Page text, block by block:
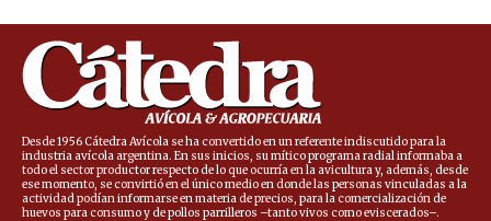
Desde 1956 Cátedra Avícola se ha convertido en un referente indiscutido para la
industria avícola argentina. En sus inicios, su mítico programa radial informaba a
todo el sector productor respecto de lo que ocurría en la avicultura y, además, desde
ese momento, se convirtió en el único medio en donde las personas vinculadas a la
actividad podían informarse en materia de precios, para la comercialización de
huevos para consumo y de pollos parrilleros –tanto vivos como eviscerados–.